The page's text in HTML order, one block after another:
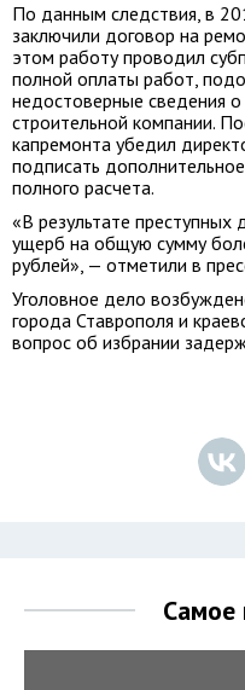
По данным следствия, в
заключили договор на
этом работу проводил
полной оплаты работ,
недостоверные сведения
строительной компании.
капремонта убедил
подписать
полного расчета.
«В результате преступных
ущерб на общую сумму
рублей», — отметили в
Уголовное дело
города Ставрополя и
вопрос об избрании
Самое